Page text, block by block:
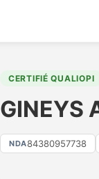
CERTIFIÉ QUALIOPI
GINEYS
NDA84380957738